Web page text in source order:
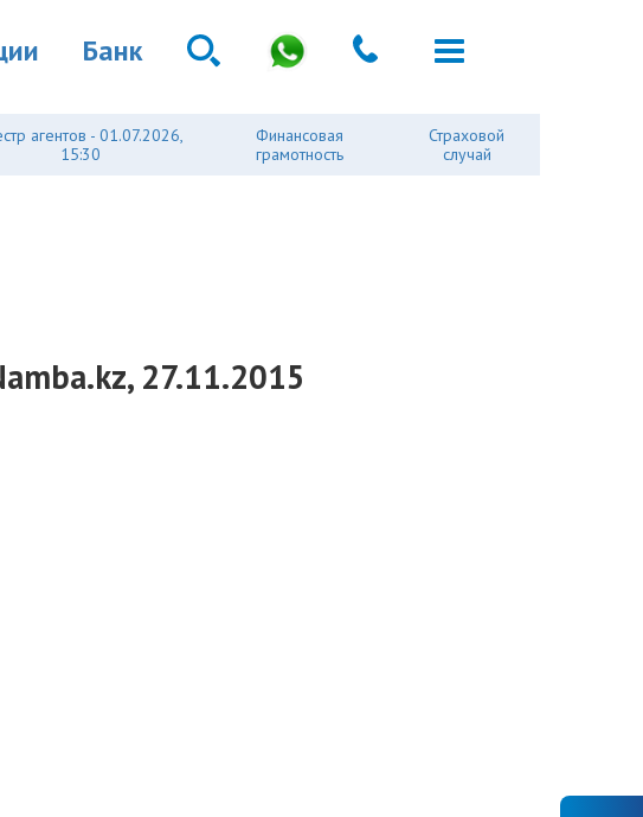
Банк
агентов - 01.07.2026,
15:30
Финансовая
грамотность
Страховой
случай
27.11.2015